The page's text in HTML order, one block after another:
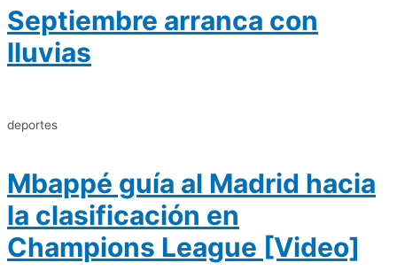
Septiembre arranca con
lluvias
deportes
Mbappé guía al Madrid hacia
la clasificación en
Champions League [Video]